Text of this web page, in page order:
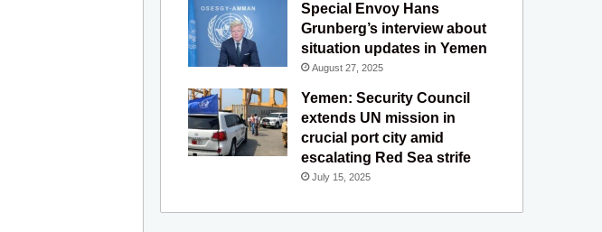
Special Envoy Hans
Grunberg’s interview about
situation updates in Yemen
August 27, 2025
Yemen: Security Council
extends UN mission in
crucial port city amid
escalating Red Sea strife
July 15, 2025